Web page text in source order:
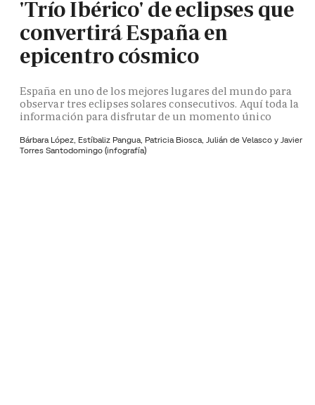
'Trío Ibérico' de eclipses que
convertirá España en
epicentro cósmico
España en uno de los mejores lugares del mundo para
observar tres eclipses solares consecutivos. Aquí toda la
información para disfrutar de un momento único
Bárbara López, Estíbaliz Pangua, Patricia Biosca, Julián de Velasco y Javier
Torres Santodomingo (infografía)